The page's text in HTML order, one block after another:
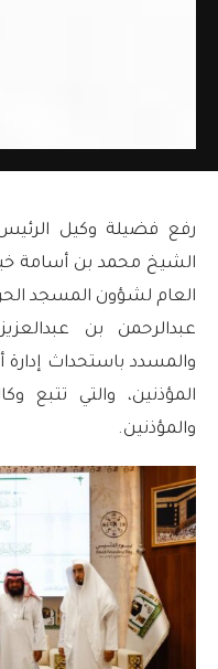
رفع فضيلة وكيل الرئيس
الشيخ محمد بن أسامة
العام لشؤون المسجد
عبدالرحمن بن
والمسدد باستحداث إدارة
المؤذنين، والتي تتبع
والمؤذنين.